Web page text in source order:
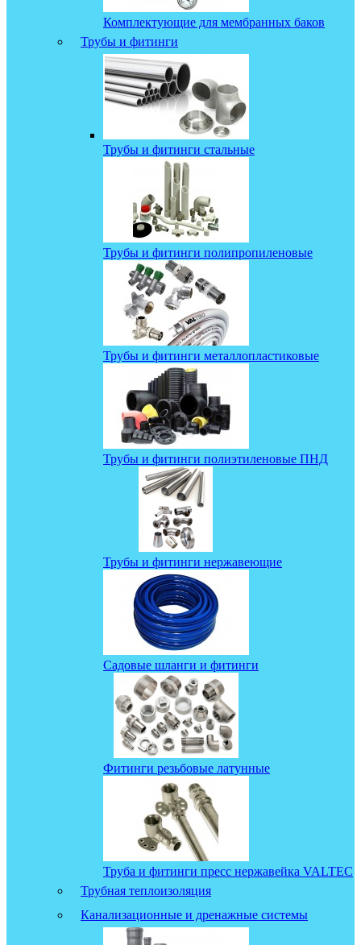
Комплектующие для мембранных баков
Трубы и фитинги
Трубы и фитинги стальные
Трубы и фитинги полипропиленовые
Трубы и фитинги металлопластиковые
Трубы и фитинги полиэтиленовые ПНД
Трубы и фитинги нержавеющие
Садовые шланги и фитинги
Фитинги резьбовые латунные
Труба и фитинги пресс нержавейка VALTEC
Трубная теплоизоляция
Канализационные и дренажные системы